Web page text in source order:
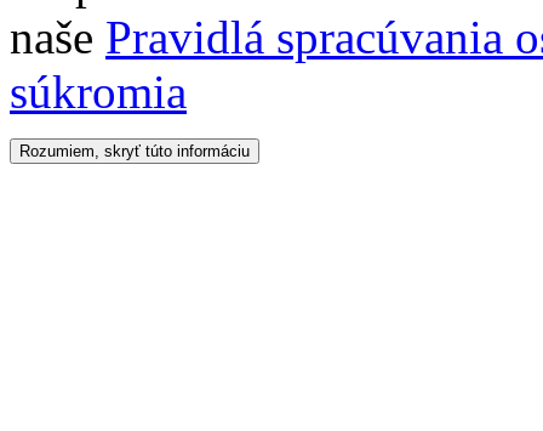
naše Pravidlá spracúvania
súkromia
Rozumiem, skryť túto informáciu